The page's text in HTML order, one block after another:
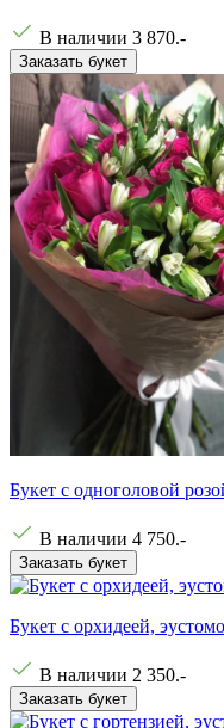
В наличии 3 870.-
Заказать букет
Букет с одноголовой
В наличии 4 750.-
Заказать букет
Букет с орхидеей,
В наличии 2 350.-
Заказать букет